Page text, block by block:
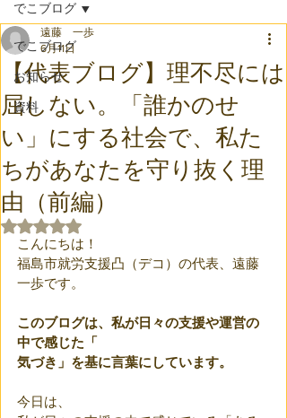
でこブログ
お知らせ
資料
でこブログ
【代表ブログ】理不尽には
屈しない。「誰かのせ
い」にする社会で、私た
ちがあなたを守り抜く理
由（前編）
遠藤 一歩
6月11日
5つ星のうちNaNと評価されています。
こんにちは！
福島市就労支援凸（デコ）の代表、遠藤
一歩です。
このブログは、私が日々の支援や運営の
中で感じた「
気づき」を基に言葉にしています。
今日は、